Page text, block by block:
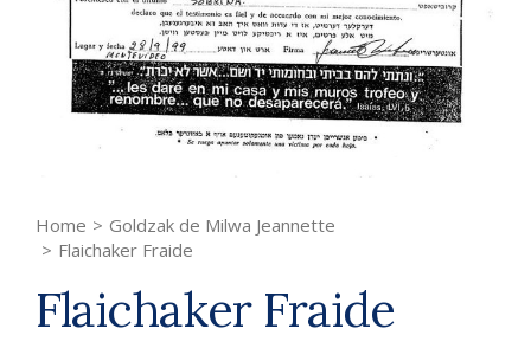
Home > Goldzak de Milwa Jeannette
> Flaichaker Fraide
Flaichaker Fraide